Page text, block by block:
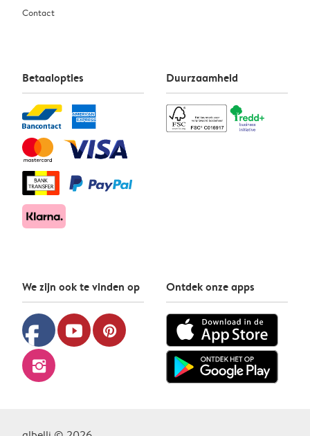
Contact
Betaalopties Duurzaamheid
We zijn ook te vinden op
facebook youtube pinterest
instagram
Ontdek onze apps